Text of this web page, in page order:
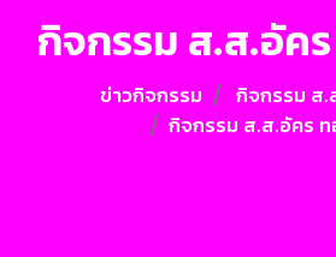
กิจกรรม ส.ส.อัค
ข่าวกิจกรรม
กิจกรรม ส.
กิจกรรม ส.ส.อัคร ท